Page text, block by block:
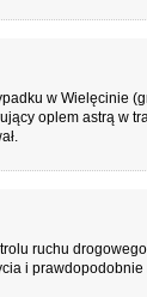
w Wielęcinie
oplem astrą w
ruchu
i